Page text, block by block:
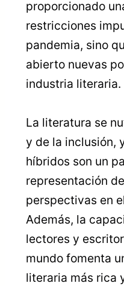
proporcionado
restricciones
pandemia, sino
abierto nuevas
industria literaria.
La literatura se
y de la inclusión,
híbridos son un
representación
perspectivas en
Además, la
lectores y
mundo fomenta
literaria más rica